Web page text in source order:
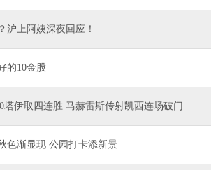
沪上阿姨深夜回应！
的10金股
塔伊取四连胜 马赫雷斯传射凯西连场破门
色渐显现 公园打卡添新景